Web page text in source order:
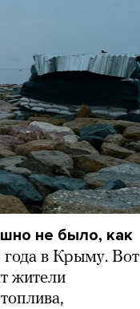
не было, как
года в Крыму. Вот
жители